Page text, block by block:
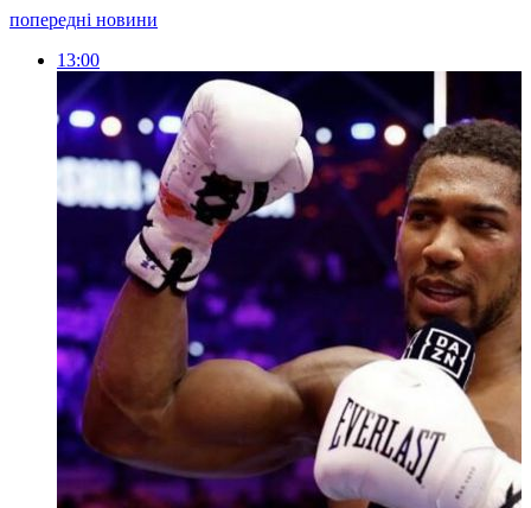
попередні новини
13:00